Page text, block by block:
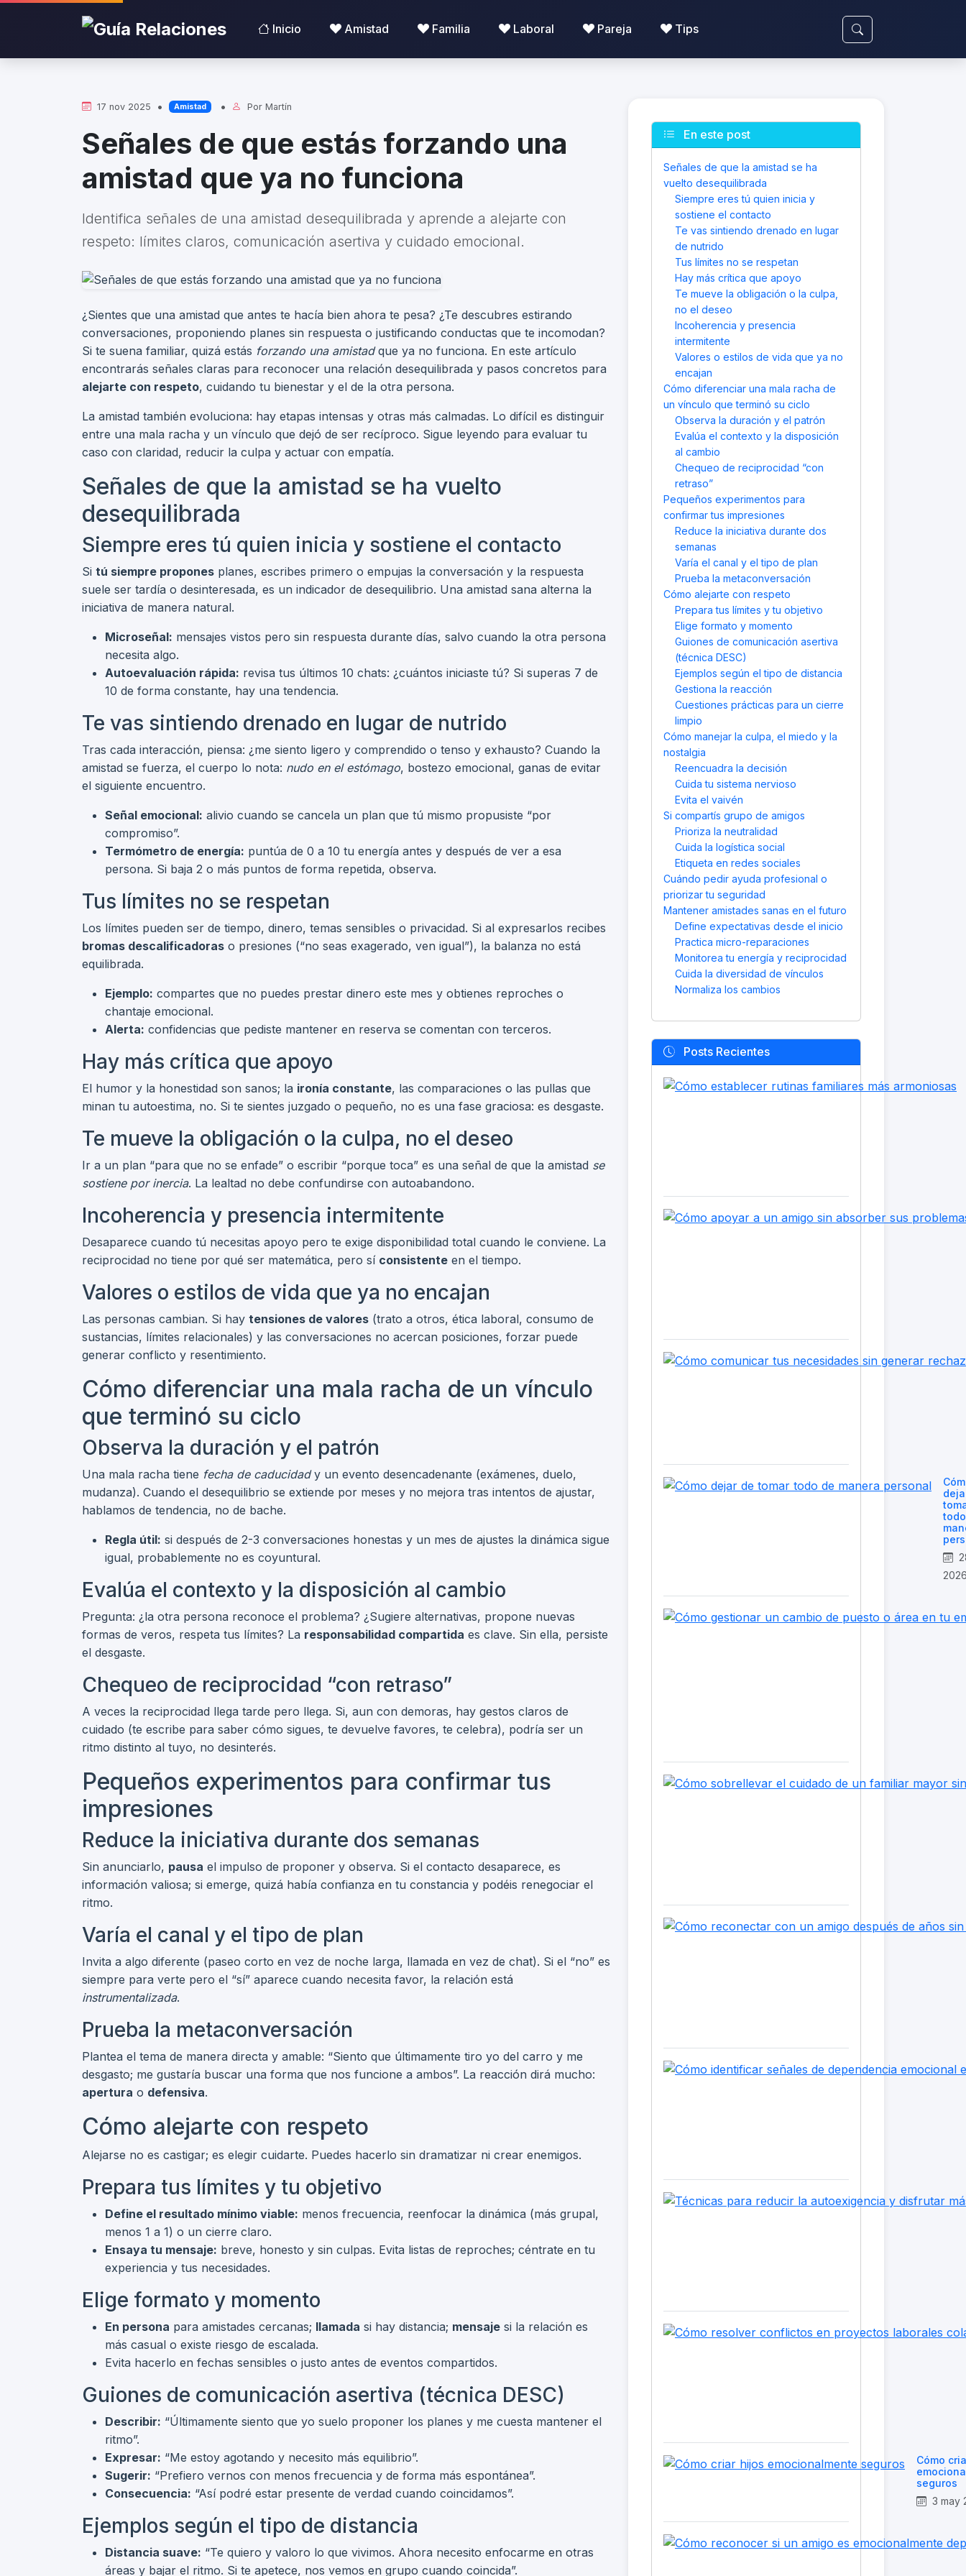
Inicio Amistad Familia Laboral Pareja Tips
17 nov 2025 • Amistad • PorMartín
Señales de que estás forzando una
amistad que ya no funciona
Identifica señales de una amistad desequilibrada y aprende a alejarte con
respeto: límites claros, comunicación asertiva y cuidado emocional.
¿Sientes que una amistad que antes te hacía bien ahora te pesa? ¿Te descubres estirando
conversaciones, proponiendo planes sin respuesta o justificando conductas que te incomodan?
Si te suena familiar, quizá estás forzando una amistadque ya no funciona. En este artículo
encontrarás señales claras para reconocer una relación desequilibrada y pasos concretos para
alejarte con respeto, cuidando tu bienestar y el de la otra persona.
La amistad también evoluciona: hay etapas intensas y otras más calmadas. Lo difícil es distinguir
entre una mala racha y un vínculo que dejó de ser recíproco. Sigue leyendo para evaluar tu
caso con claridad, reducir la culpa y actuar con empatía.
Señales de que la amistad se ha vuelto
desequilibrada
Siempre eres tú quien inicia y sostiene el contacto
Si tú siempre propones planes, escribes primero o empujas la conversación y la respuesta
suele ser tardía o desinteresada, es un indicador de desequilibrio. Una amistad sana alterna la
iniciativa de manera natural.
Microseñal: mensajes vistos pero sin respuesta durante días, salvo cuando la otra persona
necesita algo.
Autoevaluación rápida: revisa tus últimos 10 chats: ¿cuántos iniciaste tú? Si superas 7 de
10 de forma constante, hay una tendencia.
Te vas sintiendo drenado en lugar de nutrido
Tras cada interacción, piensa: ¿me siento ligero y comprendido o tenso y exhausto? Cuando la
amistad se fuerza, el cuerpo lo nota: nudo en el estómago, bostezo emocional, ganas de evitar
el siguiente encuentro.
Señal emocional: alivio cuando se cancela un plan que tú mismo propusiste “por
compromiso”.
Termómetro de energía: puntúa de 0 a 10 tu energía antes y después de ver a esa
persona. Si baja 2 o más puntos de forma repetida, observa.
Tus límites no se respetan
Los límites pueden ser de tiempo, dinero, temas sensibles o privacidad. Si al expresarlos recibes
bromas descalificadoras o presiones (“no seas exagerado, ven igual”), la balanza no está
equilibrada.
Ejemplo: compartes que no puedes prestar dinero este mes y obtienes reproches o
chantaje emocional.
Alerta: confidencias que pediste mantener en reserva se comentan con terceros.
Hay más crítica que apoyo
El humor y la honestidad son sanos; la ironía constante, las comparaciones o las pullas que
minan tu autoestima, no. Si te sientes juzgado o pequeño, no es una fase graciosa: es desgaste.
Te mueve la obligación o la culpa, no el deseo
Ir a un plan “para que no se enfade” o escribir “porque toca” es una señal de que la amistad se
sostiene por inercia. La lealtad no debe confundirse con autoabandono.
Incoherencia y presencia intermitente
Desaparece cuando tú necesitas apoyo pero te exige disponibilidad total cuando le conviene. La
reciprocidad no tiene por qué ser matemática, pero sí consistente en el tiempo.
Valores o estilos de vida que ya no encajan
Las personas cambian. Si hay tensiones de valores (trato a otros, ética laboral, consumo de
sustancias, límites relacionales) y las conversaciones no acercan posiciones, forzar puede
generar conflicto y resentimiento.
Cómo diferenciar una mala racha de un vínculo
que terminó su ciclo
Observa la duración y el patrón
Una mala racha tiene fecha de caducidady un evento desencadenante (exámenes, duelo,
mudanza). Cuando el desequilibrio se extiende por meses y no mejora tras intentos de ajustar,
hablamos de tendencia, no de bache.
Regla útil: si después de 2-3 conversaciones honestas y un mes de ajustes la dinámica sigue
igual, probablemente no es coyuntural.
Evalúa el contexto y la disposición al cambio
Pregunta: ¿la otra persona reconoce el problema? ¿Sugiere alternativas, propone nuevas
formas de veros, respeta tus límites? La responsabilidad compartida es clave. Sin ella, persiste
el desgaste.
Chequeo de reciprocidad “con retraso”
A veces la reciprocidad llega tarde pero llega. Si, aun con demoras, hay gestos claros de
cuidado (te escribe para saber cómo sigues, te devuelve favores, te celebra), podría ser un
ritmo distinto al tuyo, no desinterés.
Pequeños experimentos para confirmar tus
impresiones
Reduce la iniciativa durante dos semanas
Sin anunciarlo, pausa el impulso de proponer y observa. Si el contacto desaparece, es
información valiosa; si emerge, quizá había confianza en tu constancia y podéis renegociar el
ritmo.
Varía el canal y el tipo de plan
Invita a algo diferente (paseo corto en vez de noche larga, llamada en vez de chat). Si el “no” es
siempre para verte pero el “sí” aparece cuando necesita favor, la relación está
instrumentalizada.
Prueba la metaconversación
Plantea el tema de manera directa y amable: “Siento que últimamente tiro yo del carro y me
desgasto; me gustaría buscar una forma que nos funcione a ambos”. La reacción dirá mucho:
apertura o defensiva.
Cómo alejarte con respeto
Alejarse no es castigar; es elegir cuidarte. Puedes hacerlo sin dramatizar ni crear enemigos.
Prepara tus límites y tu objetivo
Define el resultado mínimo viable: menos frecuencia, reenfocar la dinámica (más grupal,
menos 1 a 1) o un cierre claro.
Ensaya tu mensaje: breve, honesto y sin culpas. Evita listas de reproches; céntrate en tu
experiencia y tus necesidades.
Elige formato y momento
En persona para amistades cercanas; llamada si hay distancia; mensaje si la relación es
más casual o existe riesgo de escalada.
Evita hacerlo en fechas sensibles o justo antes de eventos compartidos.
Guiones de comunicación asertiva (técnica DESC)
Describir: “Últimamente siento que yo suelo proponer los planes y me cuesta mantener el
ritmo”.
Expresar: “Me estoy agotando y necesito más equilibrio”.
Sugerir: “Prefiero vernos con menos frecuencia y de forma más espontánea”.
Consecuencia: “Así podré estar presente de verdad cuando coincidamos”.
Ejemplos según el tipo de distancia
Distancia suave: “Te quiero y valoro lo que vivimos. Ahora necesito enfocarme en otras
áreas y bajar el ritmo. Si te apetece, nos vemos en grupo cuando coincida”.
En este post
Señales de que la amistad se ha
vuelto desequilibrada
Siempre eres tú quien inicia y
sostiene el contacto
Te vas sintiendo drenado en lugar
de nutrido
Tus límites no se respetan
Hay más crítica que apoyo
Te mueve la obligación o la culpa,
no el deseo
Incoherencia y presencia
intermitente
Valores o estilos de vida que ya no
encajan
Cómo diferenciar una mala racha de
un vínculo que terminó su ciclo
Observa la duración y el patrón
Evalúa el contexto y la disposición
al cambio
Chequeo de reciprocidad “con
retraso”
Pequeños experimentos para
confirmar tus impresiones
Reduce la iniciativa durante dos
semanas
Varía el canal y el tipo de plan
Prueba la metaconversación
Cómo alejarte con respeto
Prepara tus límites y tu objetivo
Elige formato y momento
Guiones de comunicación asertiva
(técnica DESC)
Ejemplos según el tipo de distancia
Gestiona la reacción
Cuestiones prácticas para un cierre
limpio
Cómo manejar la culpa, el miedo y la
nostalgia
Reencuadra la decisión
Cuida tu sistema nervioso
Evita el vaivén
Si compartís grupo de amigos
Prioriza la neutralidad
Cuida la logística social
Etiqueta en redes sociales
Cuándo pedir ayuda profesional o
priorizar tu seguridad
Mantener amistades sanas en el futuro
Define expectativas desde el inicio
Practica micro-reparaciones
Monitorea tu energía y reciprocidad
Cuida la diversidad de vínculos
Normaliza los cambios
Posts Recientes
Cómo
seguros
3 may